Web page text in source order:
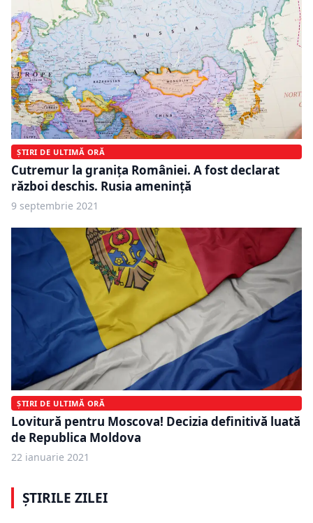
ȘTIRI DE ULTIMĂ ORĂ
Cutremur la granița României. A fost declarat
război deschis. Rusia amenință
9 septembrie 2021
ȘTIRI DE ULTIMĂ ORĂ
Lovitură pentru Moscova! Decizia definitivă luată
de Republica Moldova
22 ianuarie 2021
ȘTIRILE ZILEI